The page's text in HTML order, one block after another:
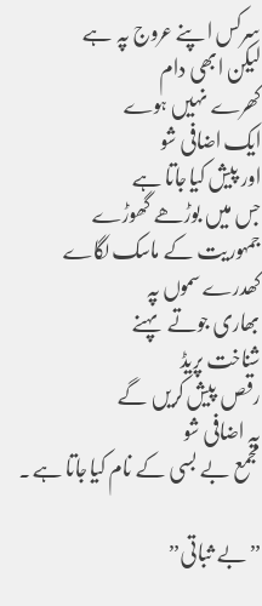
سرکس اپنے عروج پہ ہے
لیکن ابھی دام
کھرے نہیں ہوے
ایک اضافی شو
اور پیش کیا جاتا ہے
جس میں بوڑھے گھوڑے
جمہوریت کے ماسک لگاے
کھدرے سموں پہ
بھاری جوتے پہنے
شناخت پریڈ
رقص پیش کریں گے
یہ اضافی شو
مجمع بے بسی کے نام کیا جاتا ہے۔
” بے ثباتی”